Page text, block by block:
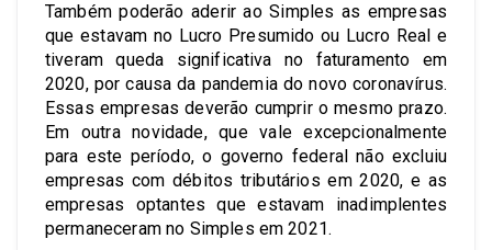
Também poderão aderir ao Simples as empresas
que estavam no Lucro Presumido ou Lucro Real e
tiveram queda significativa no faturamento em
2020, por causa da pandemia do novo coronavírus.
Essas empresas deverão cumprir o mesmo prazo.
Em outra novidade, que vale excepcionalmente
para este período, o governo federal não excluiu
empresas com débitos tributários em 2020, e as
empresas optantes que estavam inadimplentes
permaneceram no Simples em 2021.